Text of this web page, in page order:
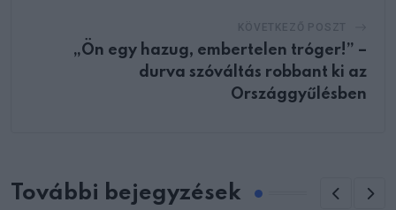
„Ön egy hazug, embertelen tróger!” –
durva szóváltás robbant ki az
Országgyűlésben
További bejegyzések